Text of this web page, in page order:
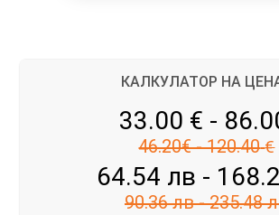
КАЛКУЛАТОР НА
33.00 € -
46.20€ - 120.40 €
64.54 лв -
90.36 лв - 235.48